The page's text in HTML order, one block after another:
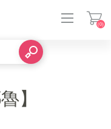
(0)
】